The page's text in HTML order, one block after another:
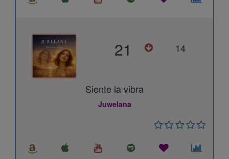
21 14
Siente la vibra
Juwelana